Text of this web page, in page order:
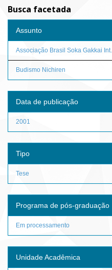
Busca facetada
Assunto
Associação Brasil Soka Gakkai Int...
Budismo Nichiren
Data de publicação
2001
Tipo
Tese
Programa de pós-graduação
Em processamento
Unidade Acadêmica